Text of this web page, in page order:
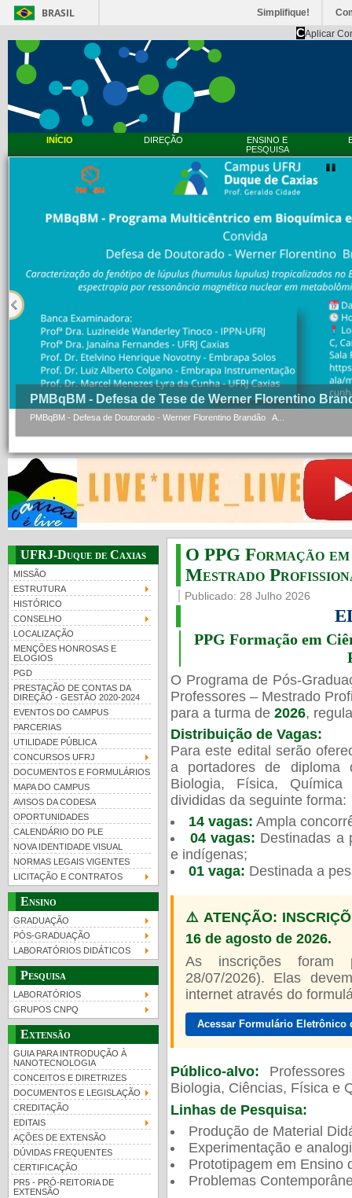
BRASIL Simplifique!
CAplicar
INÍCIO DIREÇÃO
ENSINO E
PESQUISA
PMBqBM - Defesa de Tese de Werner Florentino
PMBqBM - Defesa de Doutorado - Werner Florentino Brandão A...
UFRJ-Duque de Caxias
MISSÃO
ESTRUTURA
HISTÓRICO
CONSELHO
LOCALIZAÇÃO
MENÇÕES HONROSAS E
ELOGIOS
PGD
PRESTAÇÃO DE CONTAS DA
DIREÇÃO - GESTÃO 2020-2024
EVENTOS DO CAMPUS
PARCERIAS
UTILIDADE PÚBLICA
CONCURSOS UFRJ
DOCUMENTOS E FORMULÁRIOS
MAPA DO CAMPUS
AVISOS DA CODESA
OPORTUNIDADES
CALENDÁRIO DO PLE
NOVA IDENTIDADE VISUAL
NORMAS LEGAIS VIGENTES
LICITAÇÃO E CONTRATOS
Ensino
GRADUAÇÃO
PÓS-GRADUAÇÃO
LABORATÓRIOS DIDÁTICOS
Pesquisa
LABORATÓRIOS
GRUPOS CNPQ
Extensão
GUIA PARA INTRODUÇÃO À
NANOTECNOLOGIA
CONCEITOS E DIRETRIZES
DOCUMENTOS E LEGISLAÇÃO
CREDITAÇÃO
EDITAIS
AÇÕES DE EXTENSÃO
DÚVIDAS FREQUENTES
CERTIFICAÇÃO
PR5 - PRÓ-REITORIA DE
EXTENSÃO
O PPG Formação
Mestrado
Publicado: 28 Julho 2026
PPG Formação em
O Programa de Pós-
Professores – Mestrado
para a turma de 2026,
Distribuição de Vagas:
Para este edital serão
a portadores de diploma
Biologia, Física,
divididas da seguinte forma:
14 vagas: Ampla
04 vagas: Destinadas a
e indígenas;
01 vaga: Destinada a
⚠️ ATENÇÃO:
16 de agosto de 2026.
As inscrições foram
28/07/2026). Elas
internet através do
Acessar Formulário
Público-alvo:
Biologia, Ciências, Física e
Linhas de Pesquisa:
Produção de Material
Experimentação e
Prototipagem em Ensino
Problemas
UFRJ 100 anos